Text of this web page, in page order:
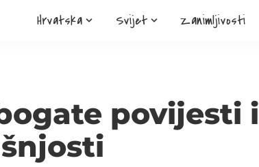
Hrvatska Svijet Zanimljivosti
povijesti i